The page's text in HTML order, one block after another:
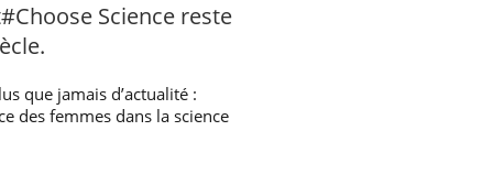
Science reste
que jamais d’actualité :
des femmes dans la science